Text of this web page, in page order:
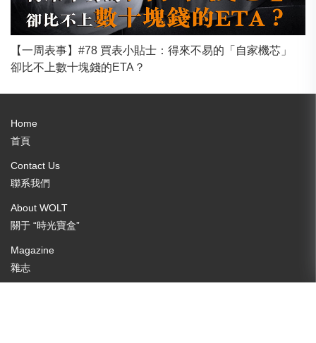
【一周表事】#78 買表小貼士：得來不易的「自家機芯」
卻比不上數十塊錢的ETA？
Home
首頁
Contact Us
聯系我們
About WOLT
關于 “時光寶盒”
Magazine
雜志